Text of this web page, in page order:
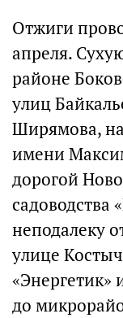
Отжиги
апреля.
районе
улиц
Ширямова,
имени
дорогой
садоводства
неподалеку
улице
«Энергетик»
до